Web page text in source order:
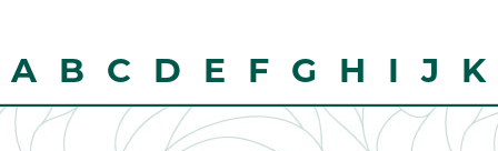
A B C D E F G H I J K